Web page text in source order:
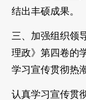
结出丰硕成果。
三、加强组织领
理政》第四卷的
学习宣传贯彻热
认真学习宣传贯